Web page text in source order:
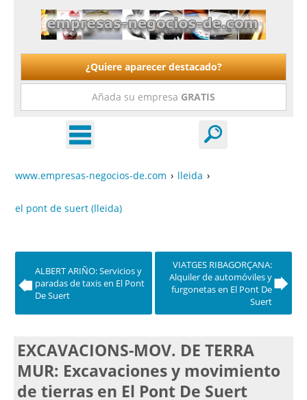
¿Quiere aparecer destacado?
Añada su empresa GRATIS
www.empresas-negocios-de.com › lleida ›
el pont de suert (lleida)
ALBERT ARIÑO: Servicios y
paradas de taxis en El Pont
De Suert
VIATGES RIBAGORÇANA:
Alquiler de automóviles y
furgonetas en El Pont De
Suert
EXCAVACIONS-MOV. DE TERRA
MUR: Excavaciones y movimiento
de tierras en El Pont De Suert